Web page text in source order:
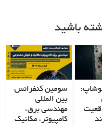
باشید
سومین کنفرانس
بین المللی
مهندسی برق،
کامپیوتر، مکانیک